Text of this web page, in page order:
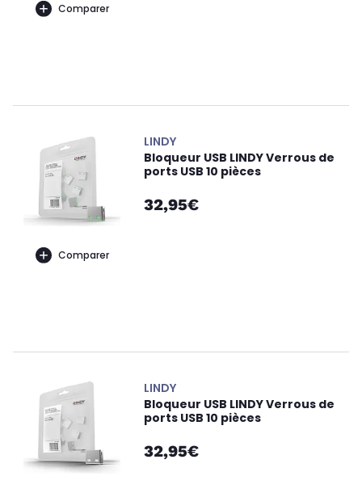
Comparer
Comparer
LINDY
Bloqueur USB LINDY Verrous de
ports USB 10 pièces
32,95€
LINDY
Bloqueur USB LINDY Verrous de
ports USB 10 pièces
32,95€